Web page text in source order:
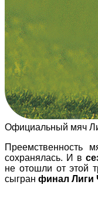
Официальный мяч
Преемственность
сохранялась. И в
не отошли от этой
сыгран финал Лиги